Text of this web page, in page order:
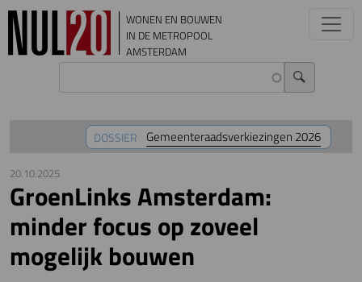
Overslaan en naar de inhoud gaan
WONEN EN BOUWEN
IN DE METROPOOL
AMSTERDAM
DOSSIER Gemeenteraadsverkiezingen 2026
20.10.2025
GroenLinks Amsterdam:
minder focus op zoveel
mogelijk bouwen